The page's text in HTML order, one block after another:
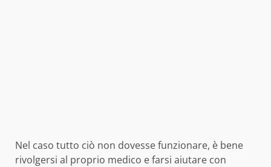
Nel caso tutto ciò non dovesse funzionare, è bene
rivolgersi al proprio medico e farsi aiutare con